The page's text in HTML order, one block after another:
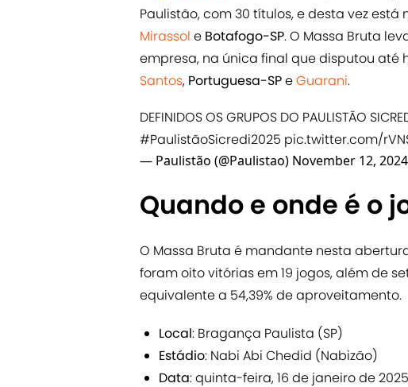
Paulistão, com 30 títulos, e desta vez está
Mirassol e Botafogo-SP. O Massa Bruta
empresa, na única final que disputou até
Santos, Portuguesa-SPeGuarani.
DEFINIDOS OS GRUPOS DO PAULISTÃO
#PaulistãoSicredi2025 pic.twitter.com/
— Paulistão (@Paulistao) November 12, 2024
Quando e onde é o
O Massa Bruta é mandante nesta
foram oito vitórias em 19 jogos, além de
equivalente a 54,39% de aproveitamento.
Local: Bragança Paulista (SP)
Estádio: Nabi Abi Chedid (Nabizão)
Data: quinta-feira, 16 de janeiro de 2025